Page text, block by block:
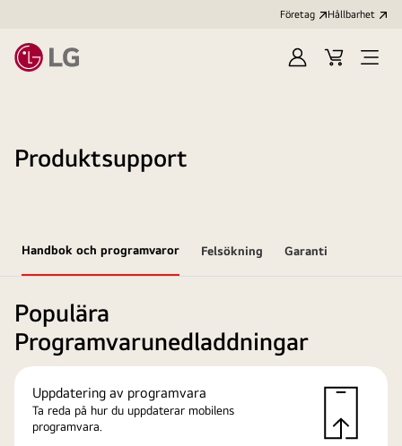
Företag Hållbarhet
LoggaKundvagn
Produktsupport
Handbok och programvaror Felsökning Garanti
Populära
Programvarunedladdningar
Uppdatering av programvara
Ta reda på hur du uppdaterar mobilens
programvara.